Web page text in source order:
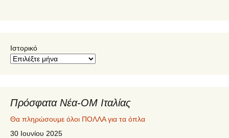
Ιστορικό
Πρόσφατα Νέα-ΟΜ Ιταλίας
Θα πληρώσουμε όλοι ΠΟΛΛΑ για τα όπλα
30 Ιουνίου 2025